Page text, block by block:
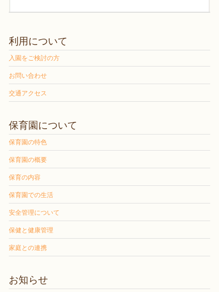
利用について
入園をご検討の方
お問い合わせ
交通アクセス
保育園について
保育園の特色
保育園の概要
保育の内容
保育園での生活
安全管理について
保健と健康管理
家庭との連携
お知らせ